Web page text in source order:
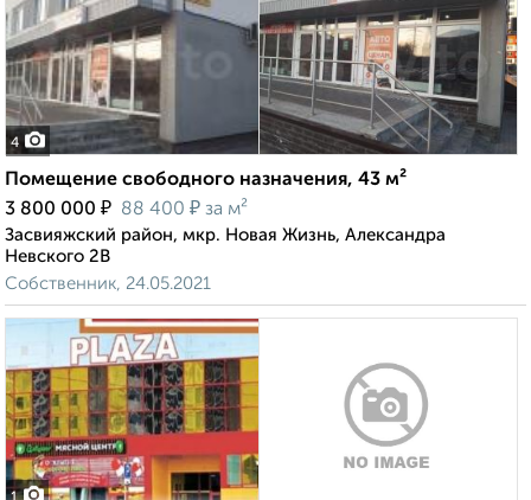
4
Помещение свободного назначения, 43 м²
3 800 000 ₽ 88 400 ₽ за м²
Засвияжский район, мкр. Новая Жизнь, Александра
Невского 2В
Собственник, 24.05.2021